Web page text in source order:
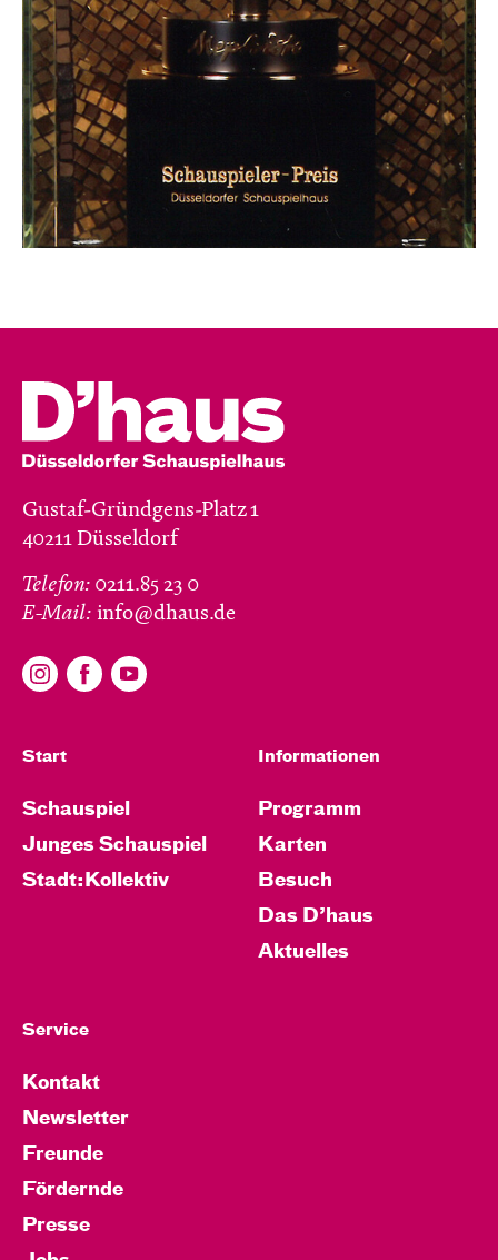
Gustaf-Gründgens-Platz 1
40211 Düsseldorf
Telefon: 0211.85 23 0
E-Mail: info@dhaus.de
Start
Schauspiel
Junges Schauspiel
Stadt:Kollektiv
Informationen
Programm
Karten
Besuch
Das D’haus
Aktuelles
Service
Kontakt
Newsletter
Freunde
Fördernde
Presse